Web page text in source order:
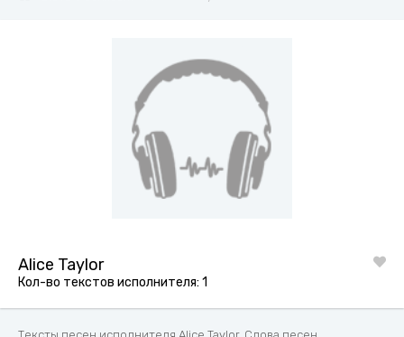
Alice Taylor
Кол-во текстов исполнителя: 1